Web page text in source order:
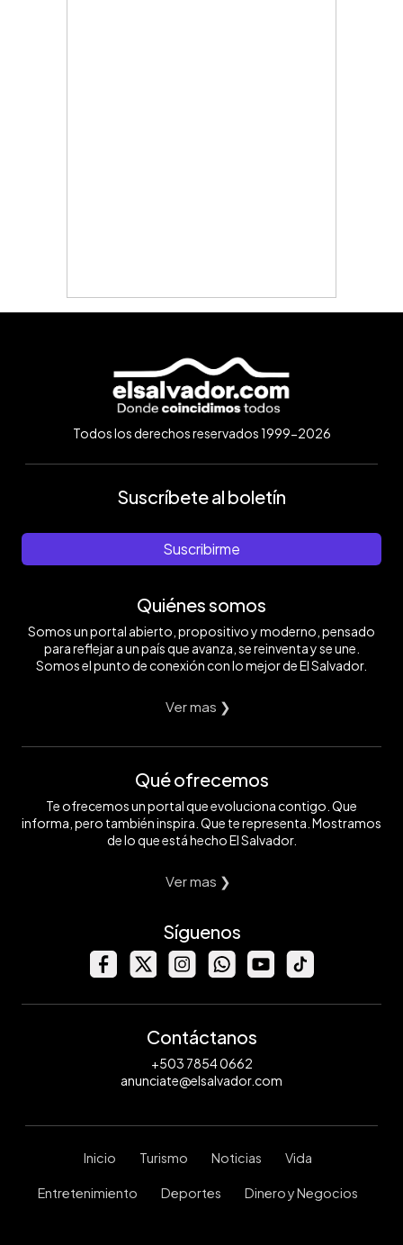
Todos los derechos reservados 1999-2026
Suscríbete al boletín
Suscribirme
Quiénes somos
Somos un portal abierto, propositivo y moderno, pensado
para reflejar a un país que avanza, se reinventa y se une.
Somos el punto de conexión con lo mejor de El Salvador.
Ver mas ❯
Qué ofrecemos
Te ofrecemos un portal que evoluciona contigo. Que
informa, pero también inspira. Que te representa. Mostramos
de lo que está hecho El Salvador.
Ver mas ❯
Síguenos
Contáctanos
+503 7854 0662
anunciate@elsalvador.com
Inicio Turismo Noticias Vida
Entretenimiento Deportes Dinero y Negocios